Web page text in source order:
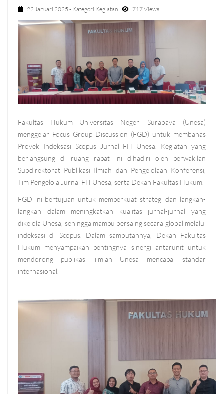
22 Januari 2025 - Kategori Kegiatan 717 Views
Fakultas Hukum Universitas Negeri Surabaya (Unesa)
menggelar Focus Group Discussion (FGD) untuk membahas
Proyek Indeksasi Scopus Jurnal FH Unesa. Kegiatan yang
berlangsung di ruang rapat ini dihadiri oleh perwakilan
Subdirektorat Publikasi Ilmiah dan Pengelolaan Konferensi,
Tim Pengelola Jurnal FH Unesa, serta Dekan Fakultas Hukum.
FGD ini bertujuan untuk memperkuat strategi dan langkah-
langkah dalam meningkatkan kualitas jurnal-jurnal yang
dikelola Unesa, sehingga mampu bersaing secara global melalui
indeksasi di Scopus. Dalam sambutannya, Dekan Fakultas
Hukum menyampaikan pentingnya sinergi antarunit untuk
mendorong publikasi ilmiah Unesa mencapai standar
internasional.